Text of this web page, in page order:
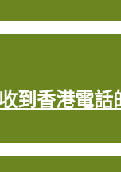
到香港電話